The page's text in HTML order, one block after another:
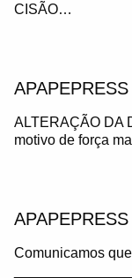
CISÃO…
ALTERAÇÃO DA
motivo de força
Comunicamos